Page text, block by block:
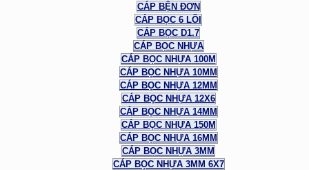
CÁP BỆN ĐƠN
CÁP BỌC 6 LÕI
CÁP BỌC D1.7
CÁP BỌC NHỰA
CÁP BỌC NHỰA 100M
CÁP BỌC NHỰA 10MM
CÁP BỌC NHỰA 12MM
CÁP BỌC NHỰA 12X6
CÁP BỌC NHỰA 14MM
CÁP BỌC NHỰA 150M
CÁP BỌC NHỰA 16MM
CÁP BỌC NHỰA 3MM
CÁP BỌC NHỰA 3MM 6X7